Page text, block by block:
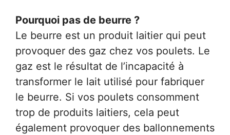
Pourquoi pas de beurre ?
Le beurre est un produit laitier qui peut
provoquer des gaz chez vos poulets. Le
gaz est le résultat de l’incapacité à
transformer le lait utilisé pour fabriquer
le beurre. Si vos poulets consomment
trop de produits laitiers, cela peut
également provoquer des ballonnements